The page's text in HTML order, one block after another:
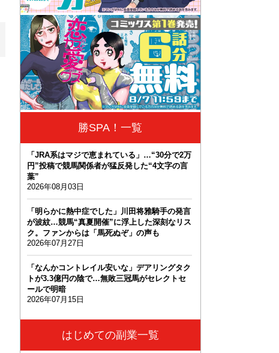
勝SPA！一覧
「JRA系はマジで恵まれている」…“30分で2万
円”投稿で競馬関係者が猛反発した“4文字の言
葉”
2026年08月03日
「明らかに熱中症でした」川田将雅騎手の発言
が波紋…競馬“真夏開催”に浮上した深刻なリス
ク。ファンからは「馬死ぬぞ」の声も
2026年07月27日
「なんかコントレイル安いな」デアリングタク
トが3.3億円の陰で…無敗三冠馬がセレクトセ
ールで明暗
2026年07月15日
はじめての副業一覧